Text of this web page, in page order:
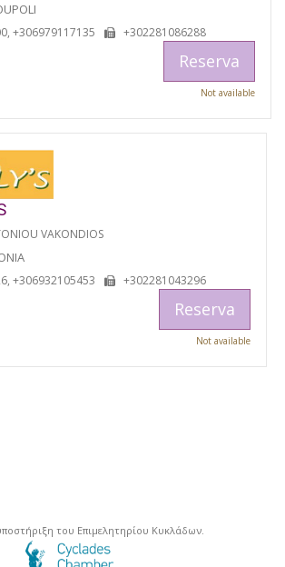
+306979117135 +302281086288
Reserva
Not available
VAKONDIOS
+306932105453 +302281043296
Reserva
Not available
του Επιμελητηρίου Κυκλάδων.